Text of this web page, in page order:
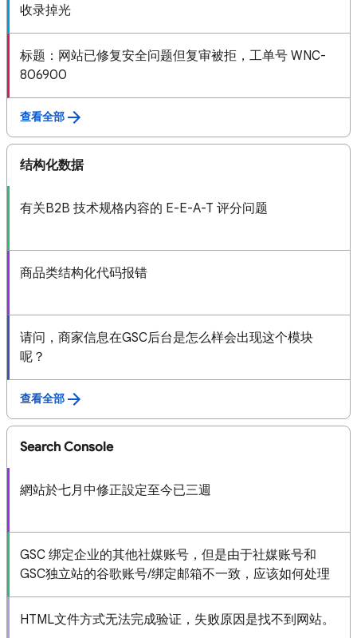
收录掉光
标题：网站已修复安全问题但复审被拒，工单号 WNC-
806900
查看全部
结构化数据
有关B2B 技术规格内容的 E-E-A-T 评分问题
商品类结构化代码报错
请问，商家信息在GSC后台是怎么样会出现这个模块
呢？
查看全部
Search Console
網站於七月中修正設定至今已三週
GSC 绑定企业的其他社媒账号，但是由于社媒账号和
GSC独立站的谷歌账号/绑定邮箱不一致，应该如何处理
HTML文件方式无法完成验证，失败原因是找不到网站。